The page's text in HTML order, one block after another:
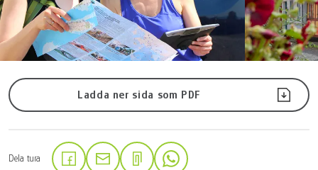
Ladda ner sida som PDF
Dela tura (Länken öppnas i en ny flik)
(Länken öppnas i en ny flik)(Länken öppnas i en ny flik)